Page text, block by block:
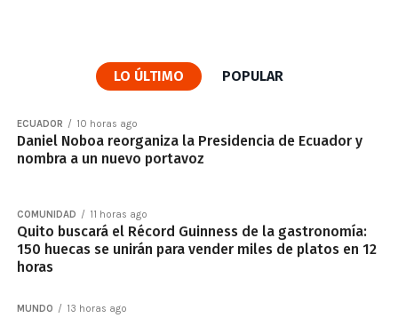
LO ÚLTIMO POPULAR
ECUADOR 10 horas ago
Daniel Noboa reorganiza la Presidencia de Ecuador y
nombra a un nuevo portavoz
COMUNIDAD 11 horas ago
Quito buscará el Récord Guinness de la gastronomía:
150 huecas se unirán para vender miles de platos en 12
horas
MUNDO 13 horas ago